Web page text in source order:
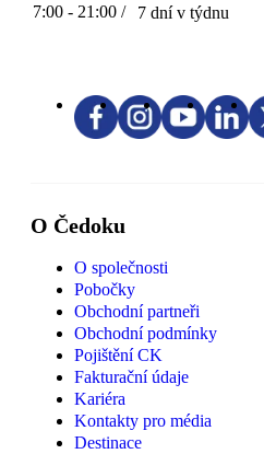
7:00 - 21:00 / 7 dní v týdnu
O Čedoku
O společnosti
Pobočky
Obchodní partneři
Obchodní podmínky
Pojištění CK
Fakturační údaje
Kariéra
Kontakty pro média
Destinace